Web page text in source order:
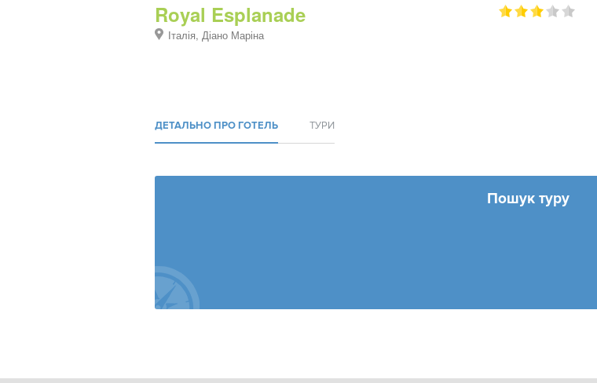
Royal Esplanade
Італія, Діано Маріна
ДЕТАЛЬНО ПРО ГОТЕЛЬ ТУРИ
Пошук туру